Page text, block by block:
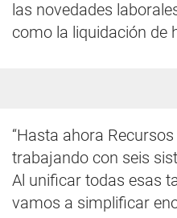
las novedades
como la liquidación de
“Hasta ahora
trabajando con seis
Al unificar todas esas
vamos a simplificar